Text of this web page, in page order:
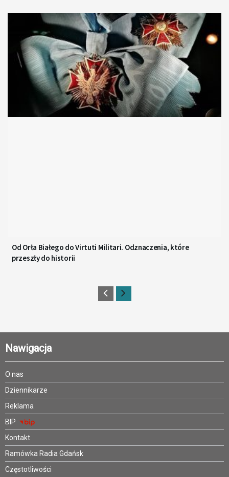
Od Orła Białego do Virtuti Militari. Odznaczenia, które
przeszły do historii
Nawigacja
O nas
Dziennikarze
Reklama
BIP
Kontakt
Ramówka Radia Gdańsk
Częstotliwości